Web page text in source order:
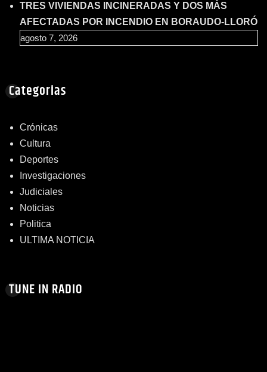
TRES VIVIENDAS INCINERADAS Y DOS MÁS
AFECTADAS POR INCENDIO EN BORAUDO-LLORÓ
agosto 7, 2026
Categorias
Crónicas
Cultura
Deportes
Investigaciones
Judiciales
Noticias
Politica
ULTIMA NOTICIA
TUNE IN RADIO